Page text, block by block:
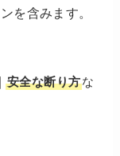
を含みます。
安全な断り方な